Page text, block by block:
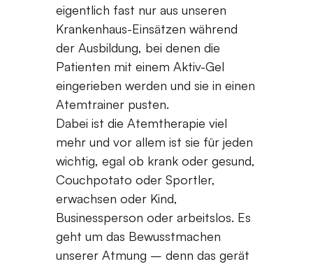
eigentlich fast nur aus unseren
Krankenhaus-Einsätzen während
der Ausbildung, bei denen die
Patienten mit einem Aktiv-Gel
eingerieben werden und sie in einen
Atemtrainer pusten.
Dabei ist die Atemtherapie viel
mehr und vor allem ist sie für jeden
wichtig, egal ob krank oder gesund,
Couchpotato oder Sportler,
erwachsen oder Kind,
Businessperson oder arbeitslos. Es
geht um das Bewusstmachen
unserer Atmung – denn das gerät